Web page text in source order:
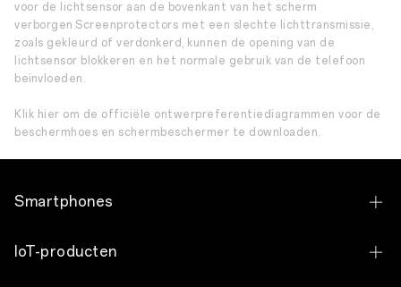
voor de lichtsensor aan de bovenkant van het scherm
verborgen.Screenprotectors met een slechte lichttransmissie,
zoals gekleurd of verdonkerd, kunnen de opening van de
lichtsensor blokkeren en het normale gebruik van de telefoon
beïnvloeden.
Klik hier om de officiële ontwerpreferentiediagrammen voor de
beschermhoes en schermbeschermer te downloaden.
Smartphones
OPPO Find X9 Ultra
IoT-producten